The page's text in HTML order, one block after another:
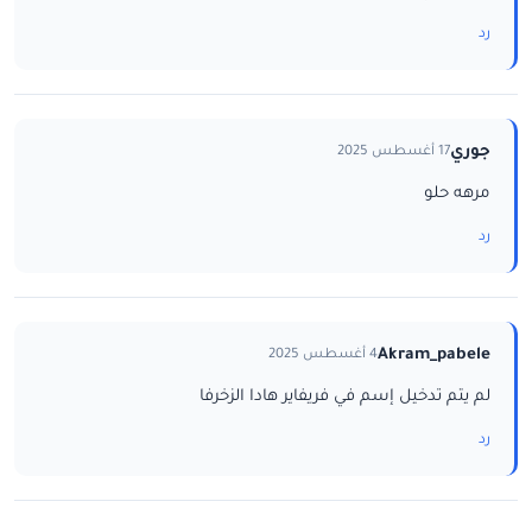
رد
جوري17 أغسطس 2025
مرهه حلو
رد
Akram_pabele4 أغسطس 2025
لم يتم تدخيل إسم في فريفاير هادا الزخرفا
رد